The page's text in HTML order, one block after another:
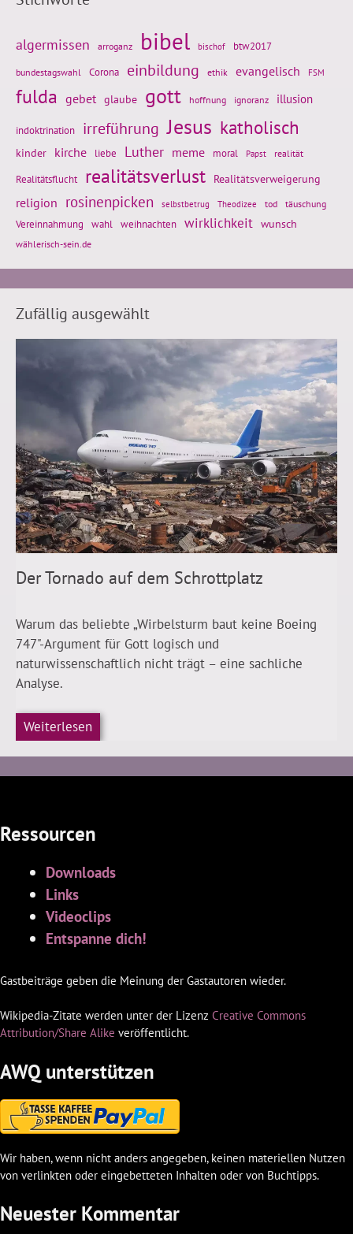
algermissen arroganz bibel bischof btw2017
bundestagswahl Corona einbildung ethik evangelisch FSM
fulda gebet glaube gott hoffnung ignoranz illusion
indoktrination irreführung Jesus katholisch
kinder kirche liebe Luther meme moral Papst realität
Realitätsflucht realitätsverlust Realitätsverweigerung
religion rosinenpicken selbstbetrug Theodizee tod täuschung
Vereinnahmung wahl weihnachten wirklichkeit wunsch
wählerisch-sein.de
Zufällig ausgewählt
Der Tornado auf dem Schrottplatz
Warum das beliebte „Wirbelsturm baut keine Boeing
747"-Argument für Gott logisch und
naturwissenschaftlich nicht trägt – eine sachliche
Analyse.
Weiterlesen
Ressourcen
Downloads
Links
Videoclips
Entspanne dich!
Gastbeiträge geben die Meinung der Gastautoren wieder.
Wikipedia-Zitate werden unter der Lizenz Creative Commons
Attribution/Share Alike veröffentlicht.
AWQ unterstützen
Wir haben, wenn nicht anders angegeben, keinen materiellen Nutzen
von verlinkten oder eingebetteten Inhalten oder von Buchtipps.
Neuester Kommentar